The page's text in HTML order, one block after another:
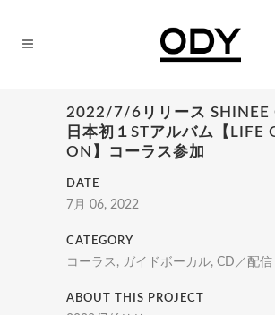
2022/7/6リリース SHINEE
日本初１STアルバム【LIFE
ON】コーラス参加
DATE
7月 06, 2022
CATEGORY
コーラス, ガイドボーカル, CD／配信
ABOUT THIS PROJECT